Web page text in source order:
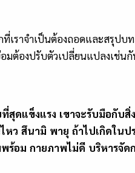
เราจำเป็นต้องถอดและสรุปบ
อมต้องปรับตัวเปลี่ยนแปลงเช่น
ดแข็งแรง เขาจะรับมือกับสิ่
ว สึนามิ พายุ ถ้าไปเกิดในป
อม กายภาพไม่ดี บริหารจัด